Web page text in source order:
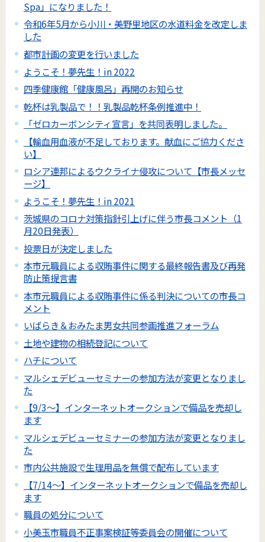
Spa」になりました！
令和6年5月から小川・美野里地区の水道料金を改定しま
した
都市計画の変更を行いました
ようこそ！夢先生！in 2022
四季健康館「健康風呂」再開のお知らせ
乾杯は乳製品で！！乳製品乾杯条例推進中！
「ゼロカーボンシティ宣言」を共同表明しました。
【輸血用血液が不足しております。献血にご協力くださ
い】
ロシア連邦によるウクライナ侵攻について【市長メッセ
ージ】
ようこそ！夢先生！in 2021
茨城県のコロナ対策指針引上げに伴う市長コメント（1
月20日発表）
投票日が決定しました
本市元職員による収賄事件に関する最終報告書及び再発
防止策提言書
本市元職員による収賄事件に係る判決についての市長コ
メント
いばらき＆おみたま男女共同参画推進フォーラム
土地や建物の相続登記について
ハチについて
マルシェデビューセミナーの参加方法が変更となりまし
た
【9/3～】インターネットオークションで備品を売却し
ます
マルシェデビューセミナーの参加方法が変更となりまし
た
市内公共施設で生理用品を無償で配布しています
【7/14～】インターネットオークションで備品を売却し
ます
職員の処分について
小美玉市職員不正事案検証等委員会の開催について